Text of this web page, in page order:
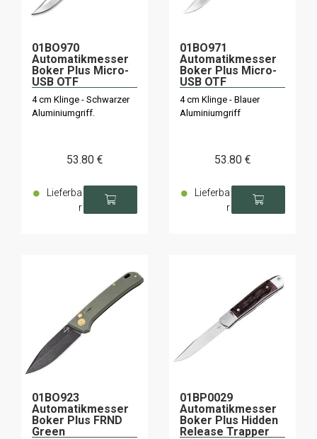
01BO970
Automatikmesser
Boker Plus Micro-
USB OTF
4 cm Klinge - Schwarzer
Aluminiumgriff.
53.80 €
Lieferba
r
01BO971
Automatikmesser
Boker Plus Micro-
USB OTF
4 cm Klinge - Blauer
Aluminiumgriff
53.80 €
Lieferba
r
01BO923
Automatikmesser
Boker Plus FRND
Green
01BP0029
Automatikmesser
Boker Plus Hidden
Release Trapper